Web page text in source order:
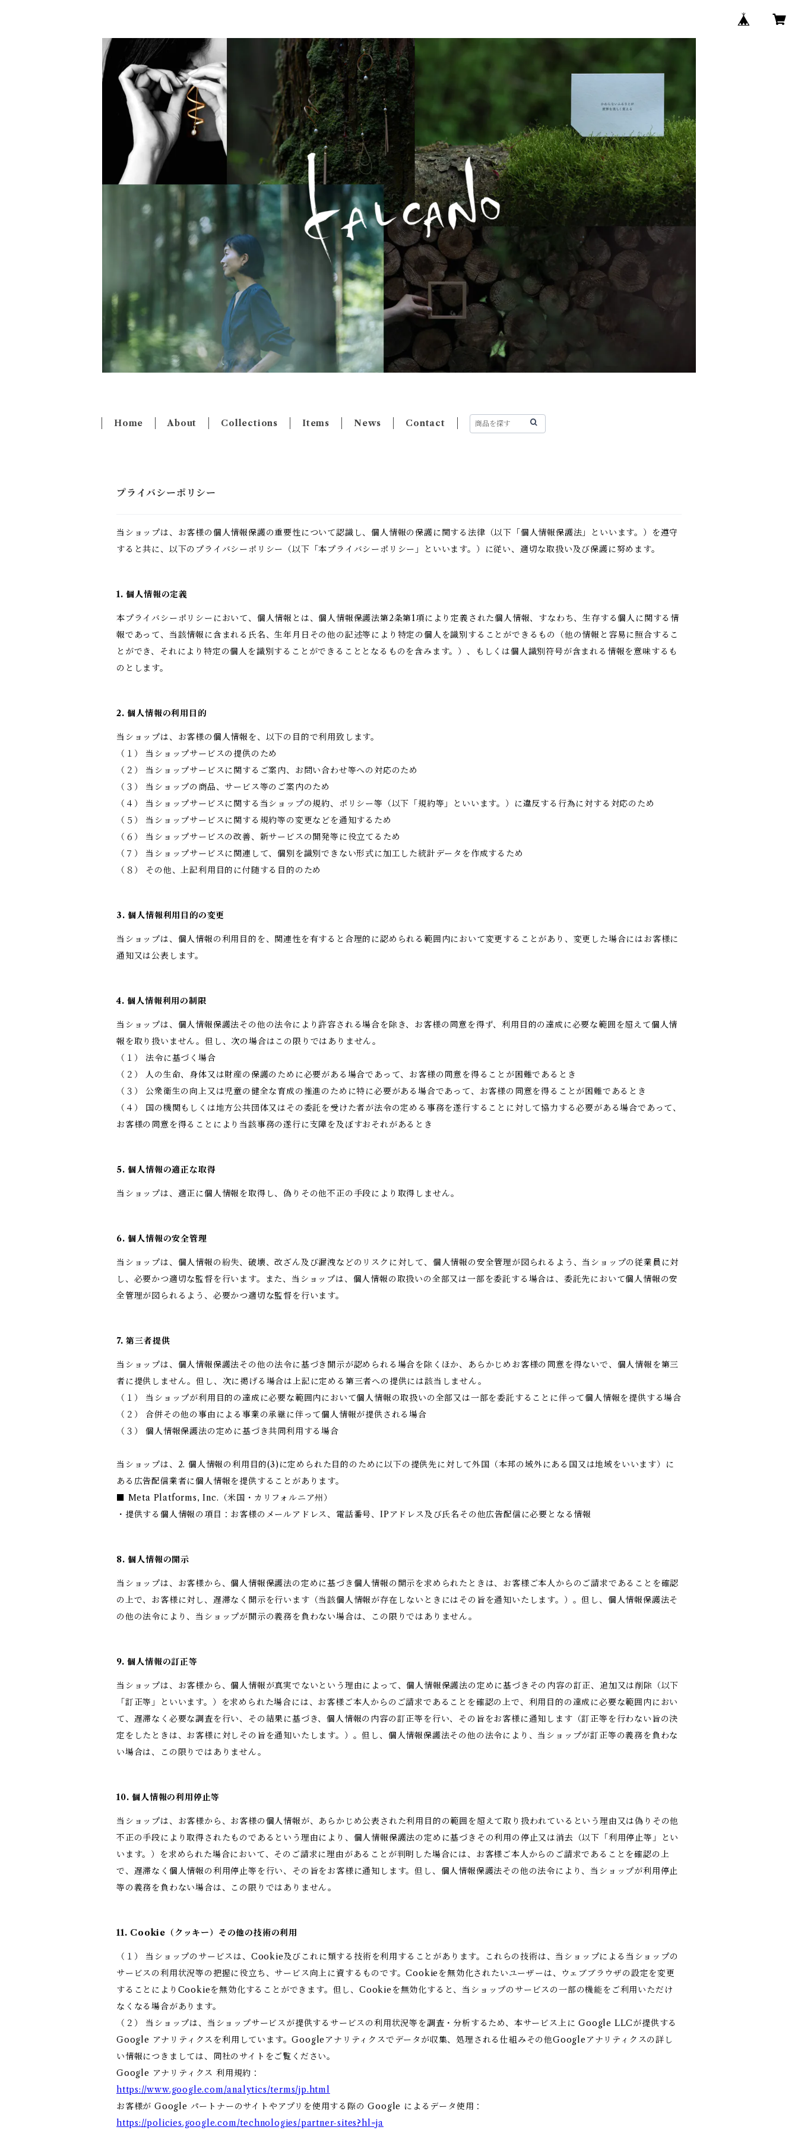
Home About Collections Items News Contact
プライバシーポリシー
当ショップは、お客様の個人情報保護の重要性について認識し、個人情報の保護に関する法律（以下「個人情報保護法」といいます。）を遵守
すると共に、以下のプライバシーポリシー（以下「本プライバシーポリシー」といいます。）に従い、適切な取扱い及び保護に努めます。
1. 個人情報の定義
本プライバシーポリシーにおいて、個人情報とは、個人情報保護法第2条第1項により定義された個人情報、すなわち、生存する個人に関する情
報であって、当該情報に含まれる氏名、生年月日その他の記述等により特定の個人を識別することができるもの（他の情報と容易に照合するこ
とができ、それにより特定の個人を識別することができることとなるものを含みます。）、もしくは個人識別符号が含まれる情報を意味するも
のとします。
2. 個人情報の利用目的
当ショップは、お客様の個人情報を、以下の目的で利用致します。
（１） 当ショップサービスの提供のため
（２） 当ショップサービスに関するご案内、お問い合わせ等への対応のため
（３） 当ショップの商品、サービス等のご案内のため
（４） 当ショップサービスに関する当ショップの規約、ポリシー等（以下「規約等」といいます。）に違反する行為に対する対応のため
（５） 当ショップサービスに関する規約等の変更などを通知するため
（６） 当ショップサービスの改善、新サービスの開発等に役立てるため
（７） 当ショップサービスに関連して、個別を識別できない形式に加工した統計データを作成するため
（８） その他、上記利用目的に付随する目的のため
3. 個人情報利用目的の変更
当ショップは、個人情報の利用目的を、関連性を有すると合理的に認められる範囲内において変更することがあり、変更した場合にはお客様に
通知又は公表します。
4. 個人情報利用の制限
当ショップは、個人情報保護法その他の法令により許容される場合を除き、お客様の同意を得ず、利用目的の達成に必要な範囲を超えて個人情
報を取り扱いません。但し、次の場合はこの限りではありません。
（１） 法令に基づく場合
（２） 人の生命、身体又は財産の保護のために必要がある場合であって、お客様の同意を得ることが困難であるとき
（３） 公衆衛生の向上又は児童の健全な育成の推進のために特に必要がある場合であって、お客様の同意を得ることが困難であるとき
（４） 国の機関もしくは地方公共団体又はその委託を受けた者が法令の定める事務を遂行することに対して協力する必要がある場合であって、
お客様の同意を得ることにより当該事務の遂行に支障を及ぼすおそれがあるとき
5. 個人情報の適正な取得
当ショップは、適正に個人情報を取得し、偽りその他不正の手段により取得しません。
6. 個人情報の安全管理
当ショップは、個人情報の紛失、破壊、改ざん及び漏洩などのリスクに対して、個人情報の安全管理が図られるよう、当ショップの従業員に対
し、必要かつ適切な監督を行います。また、当ショップは、個人情報の取扱いの全部又は一部を委託する場合は、委託先において個人情報の安
全管理が図られるよう、必要かつ適切な監督を行います。
7. 第三者提供
当ショップは、個人情報保護法その他の法令に基づき開示が認められる場合を除くほか、あらかじめお客様の同意を得ないで、個人情報を第三
者に提供しません。但し、次に掲げる場合は上記に定める第三者への提供には該当しません。
（１） 当ショップが利用目的の達成に必要な範囲内において個人情報の取扱いの全部又は一部を委託することに伴って個人情報を提供する場合
（２） 合併その他の事由による事業の承継に伴って個人情報が提供される場合
（３） 個人情報保護法の定めに基づき共同利用する場合
当ショップは、2. 個人情報の利用目的(3)に定められた目的のために以下の提供先に対して外国（本邦の域外にある国又は地域をいいます）に
ある広告配信業者に個人情報を提供することがあります。
■ Meta Platforms, Inc.（米国・カリフォルニア州）
・提供する個人情報の項目：お客様のメールアドレス、電話番号、IPアドレス及び氏名その他広告配信に必要となる情報
8. 個人情報の開示
当ショップは、お客様から、個人情報保護法の定めに基づき個人情報の開示を求められたときは、お客様ご本人からのご請求であることを確認
の上で、お客様に対し、遅滞なく開示を行います（当該個人情報が存在しないときにはその旨を通知いたします。）。但し、個人情報保護法そ
の他の法令により、当ショップが開示の義務を負わない場合は、この限りではありません。
9. 個人情報の訂正等
当ショップは、お客様から、個人情報が真実でないという理由によって、個人情報保護法の定めに基づきその内容の訂正、追加又は削除（以下
「訂正等」といいます。）を求められた場合には、お客様ご本人からのご請求であることを確認の上で、利用目的の達成に必要な範囲内におい
て、遅滞なく必要な調査を行い、その結果に基づき、個人情報の内容の訂正等を行い、その旨をお客様に通知します（訂正等を行わない旨の決
定をしたときは、お客様に対しその旨を通知いたします。）。但し、個人情報保護法その他の法令により、当ショップが訂正等の義務を負わな
い場合は、この限りではありません。
10. 個人情報の利用停止等
当ショップは、お客様から、お客様の個人情報が、あらかじめ公表された利用目的の範囲を超えて取り扱われているという理由又は偽りその他
不正の手段により取得されたものであるという理由により、個人情報保護法の定めに基づきその利用の停止又は消去（以下「利用停止等」とい
います。）を求められた場合において、そのご請求に理由があることが判明した場合には、お客様ご本人からのご請求であることを確認の上
で、遅滞なく個人情報の利用停止等を行い、その旨をお客様に通知します。但し、個人情報保護法その他の法令により、当ショップが利用停止
等の義務を負わない場合は、この限りではありません。
11. Cookie（クッキー）その他の技術の利用
（１） 当ショップのサービスは、Cookie及びこれに類する技術を利用することがあります。これらの技術は、当ショップによる当ショップの
サービスの利用状況等の把握に役立ち、サービス向上に資するものです。Cookieを無効化されたいユーザーは、ウェブブラウザの設定を変更
することによりCookieを無効化することができます。但し、Cookieを無効化すると、当ショップのサービスの一部の機能をご利用いただけ
なくなる場合があります。
（２） 当ショップは、当ショップサービスが提供するサービスの利用状況等を調査・分析するため、本サービス上に Google LLCが提供する
Google アナリティクスを利用しています。Googleアナリティクスでデータが収集、処理される仕組みその他Googleアナリティクスの詳し
い情報につきましては、同社のサイトをご覧ください。
Google アナリティクス 利用規約：
https://www.google.com/analytics/terms/jp.html
お客様が Google パートナーのサイトやアプリを使用する際の Google によるデータ使用：
https://policies.google.com/technologies/partner-sites?hl=ja